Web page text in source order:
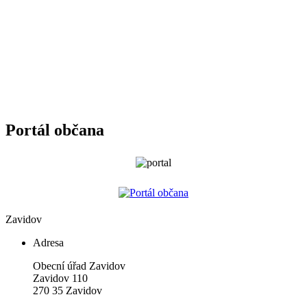
Portál občana
Zavidov
Adresa
Obecní úřad Zavidov
Zavidov 110
270 35 Zavidov